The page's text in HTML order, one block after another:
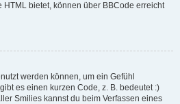
HTML bietet, können über BBCode erreicht
werden können, um ein Gefühl
es einen kurzen Code, z. B. bedeutet :)
Smilies kannst du beim Verfassen eines